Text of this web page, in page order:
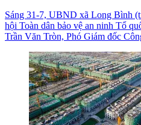
Sáng 31-7, UBND xã Long Bình
hội Toàn dân bảo vệ an ninh Tổ
Trần Văn Tròn, Phó Giám đốc